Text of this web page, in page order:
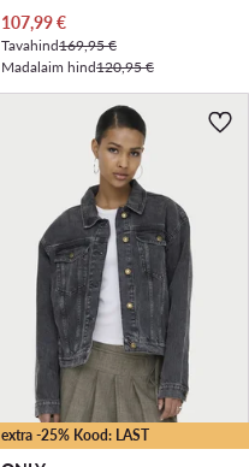
Praegune hind
107,99€
Tavahind169,95 €
Madalaim hind120,95 €
extra -25% Kood: LAST